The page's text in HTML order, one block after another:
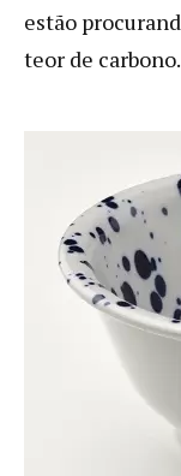
estão
teor de carbono.